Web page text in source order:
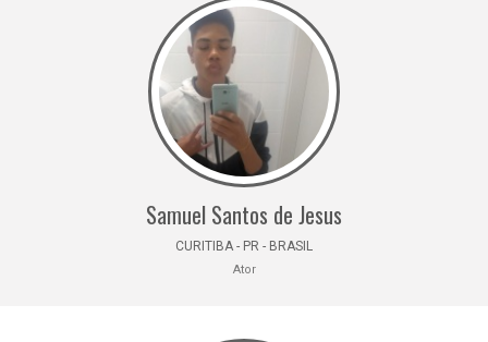
Samuel Santos de Jesus
CURITIBA - PR - BRASIL
Ator